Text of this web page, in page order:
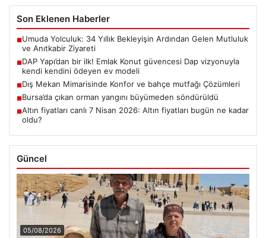
Son Eklenen Haberler
■Umuda Yolculuk: 34 Yıllık Bekleyişin Ardından Gelen Mutluluk
ve Anıtkabir Ziyareti
■DAP Yapı’dan bir ilk! Emlak Konut güvencesi Dap vizyonuyla
kendi kendini ödeyen ev modeli
■Dış Mekan Mimarisinde Konfor ve bahçe mutfağı Çözümleri
■Bursa’da çıkan orman yangını büyümeden söndürüldü
■Altın fiyatları canlı 7 Nisan 2026: Altın fiyatları bugün ne kadar
oldu?
Güncel
05/08/2026